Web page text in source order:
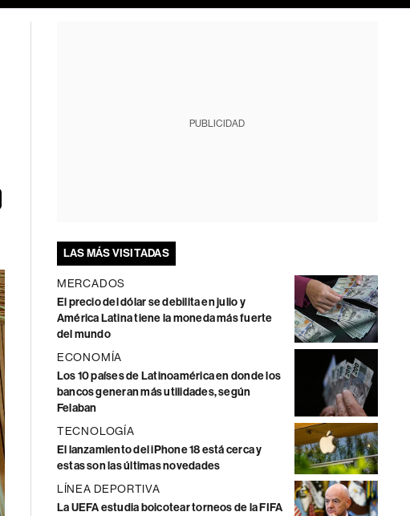
PUBLICIDAD
LAS MÁS VISITADAS
MERCADOS
El precio del dólar se debilita en julio y
América Latina tiene la moneda más fuerte
del mundo
ECONOMÍA
Los 10 países de Latinoamérica en donde los
bancos generan más utilidades, según
Felaban
TECNOLOGÍA
El lanzamiento del iPhone 18 está cerca y
estas son las últimas novedades
LÍNEA DEPORTIVA
La UEFA estudia boicotear torneos de la FIFA